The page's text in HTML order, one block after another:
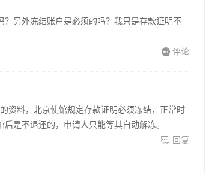
另外冻结账户是必须的吗？我只是存款证明不
 评论
资料，北京使馆规定存款证明必须冻结，正常时
是不退还的，申请人只能等其自动解冻。
 回复